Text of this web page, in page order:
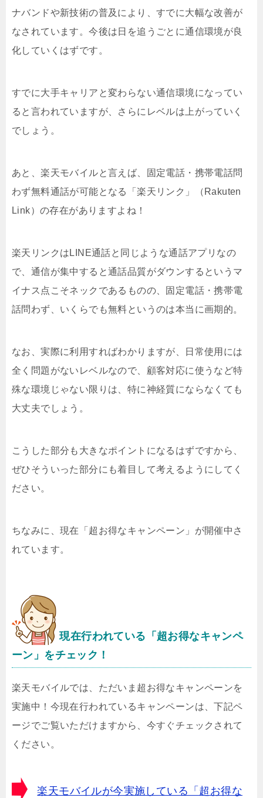
ナバンドや新技術の普及により、すでに大幅な改善が
なされています。今後は日を追うごとに通信環境が良
化していくはずです。
すでに大手キャリアと変わらない通信環境になってい
ると言われていますが、さらにレベルは上がっていく
でしょう。
あと、楽天モバイルと言えば、固定電話・携帯電話問
わず無料通話が可能となる「楽天リンク」（Rakuten
Link）の存在がありますよね！
楽天リンクはLINE通話と同じような通話アプリなの
で、通信が集中すると通話品質がダウンするというマ
イナス点こそネックであるものの、固定電話・携帯電
話問わず、いくらでも無料というのは本当に画期的。
なお、実際に利用すればわかりますが、日常使用には
全く問題がないレベルなので、顧客対応に使うなど特
殊な環境じゃない限りは、特に神経質にならなくても
大丈夫でしょう。
こうした部分も大きなポイントになるはずですから、
ぜひそういった部分にも着目して考えるようにしてく
ださい。
ちなみに、現在「超お得なキャンペーン」が開催中さ
れています。
現在行われている「超お得なキャンペ
ーン」をチェック！
楽天モバイルでは、ただいま超お得なキャンペーンを
実施中！今現在行われているキャンペーンは、下記ペ
ージでご覧いただけますから、今すぐチェックされて
ください。
楽天モバイルが今実施している「超お得な